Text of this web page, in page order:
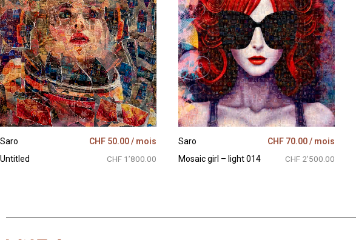
Saro
Untitled
CHF 50.00/ mois
CHF 1’800.00
Saro
Mosaic girl – light 014
CHF 70.00/ mois
CHF 2’500.00